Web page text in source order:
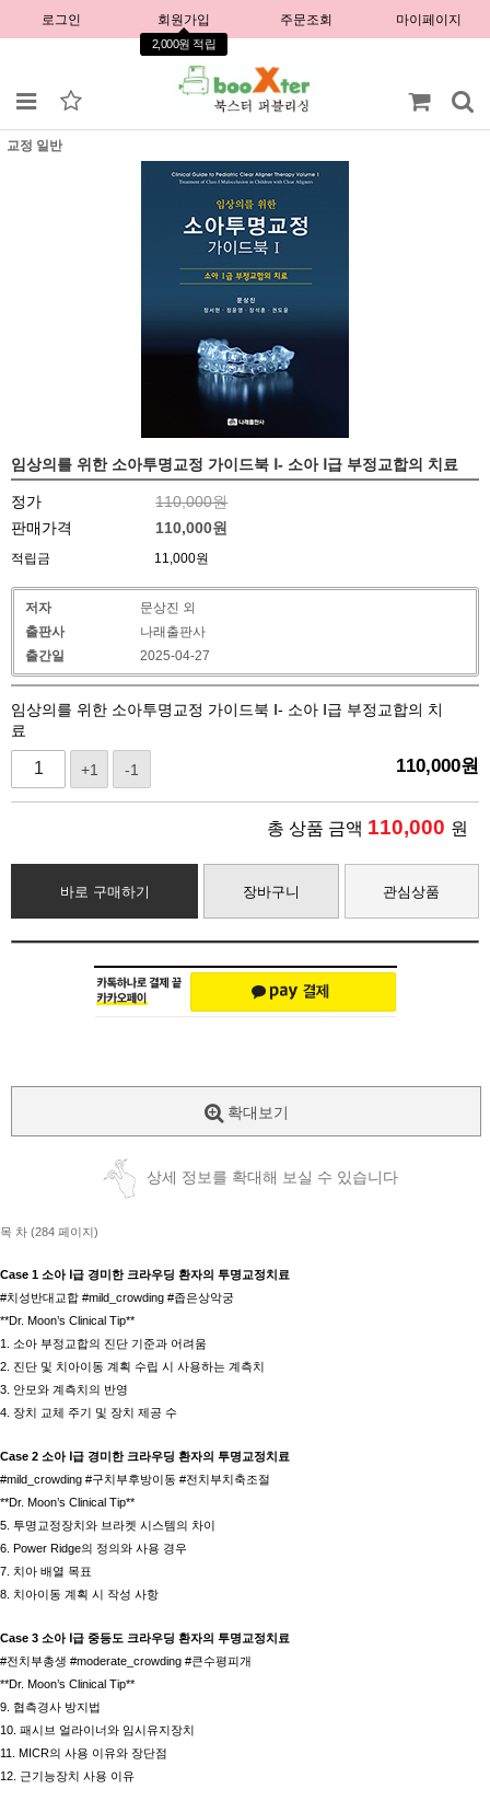
로그인 회원가입
2,000원 적립
주문조회 마이페이지
교정 일반
임상의를 위한 소아투명교정 가이드북 Ⅰ- 소아 Ⅰ급 부정교합의 치료
정가
110,000원
판매가격
110,000원
적립금 11,000원
저자
문상진 외
출판사
나래출판사
출간일
2025-04-27
임상의를 위한 소아투명교정 가이드북 Ⅰ- 소아 Ⅰ급 부정교합의 치
료
+1 -1 110,000원
총 상품 금액 110,000 원
바로 구매하기 장바구니 관심상품
확대보기
상세 정보를 확대해 보실 수 있습니다
목 차 (284 페이지)
Case 1 소아 Ⅰ급 경미한 크라우딩 환자의 투명교정치료
#치성반대교합 #mild_crowding #좁은상악궁
**Dr. Moon’s Clinical Tip**
1. 소아 부정교합의 진단 기준과 어려움
2. 진단 및 치아이동 계획 수립 시 사용하는 계측치
3. 안모와 계측치의 반영
4. 장치 교체 주기 및 장치 제공 수
Case 2 소아 Ⅰ급 경미한 크라우딩 환자의 투명교정치료
#mild_crowding #구치부후방이동 #전치부치축조절
**Dr. Moon’s Clinical Tip**
5. 투명교정장치와 브라켓 시스템의 차이
6. Power Ridge의 정의와 사용 경우
7. 치아 배열 목표
8. 치아이동 계획 시 작성 사항
Case 3 소아 Ⅰ급 중등도 크라우딩 환자의 투명교정치료
#전치부총생 #moderate_crowding #큰수평피개
**Dr. Moon’s Clinical Tip**
9. 협측경사 방지법
10. 패시브 얼라이너와 임시유지장치
11. MICR의 사용 이유와 장단점
12. 근기능장치 사용 이유